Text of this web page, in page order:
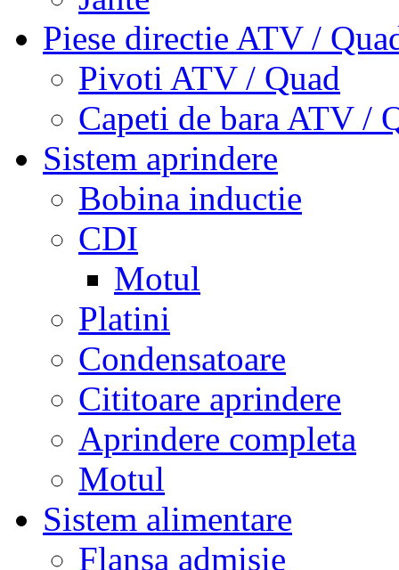
Piese directie ATV /
Pivoti ATV / Quad
Capeti de bara ATV /
Sistem aprindere
Bobina inductie
CDI
Motul
Platini
Condensatoare
Cititoare aprindere
Aprindere completa
Motul
Sistem alimentare
Flansa admisie